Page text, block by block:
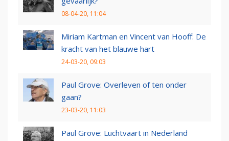
08-04-20, 11:04
Miriam Kartman en Vincent van Hooff: De
kracht van het blauwe hart
24-03-20, 09:03
Paul Grove: Overleven of ten onder
gaan?
23-03-20, 11:03
Paul Grove: Luchtvaart in Nederland